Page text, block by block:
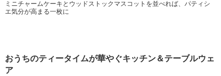
ミニチャームケーキとウッドストックマスコットを並べれば、パティシ
エ気分が高まる一枚に
おうちのティータイムが華やぐキッチン＆テーブルウェ
ア